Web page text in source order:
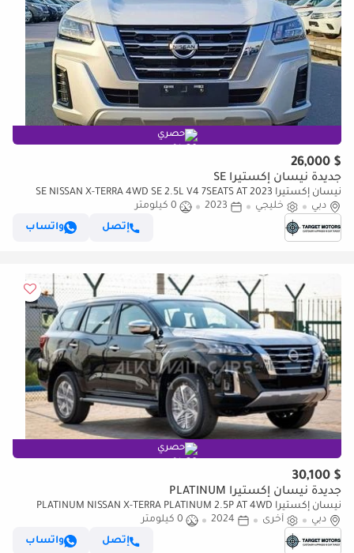
حصري
$ 26,000
جديدة نيسان إكستيرا SE
نيسان إكستيرا SE NISSAN X-TERRA 4WD SE 2.5L V4 7SEATS AT 2023
دبي
خليجي 2023
0 كيلومتر
إتصل
واتساب
حصري
$ 30,100
جديدة نيسان إكستيرا PLATINUM
نيسان إكستيرا PLATINUM NISSAN X-TERRA PLATINUM 2.5P AT 4WD
MY2024
دبي أخرى 2024
0 كيلومتر
إتصل
واتساب